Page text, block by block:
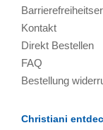
Kontakt
Direkt Bestellen
FAQ
Bestellung
Christiani